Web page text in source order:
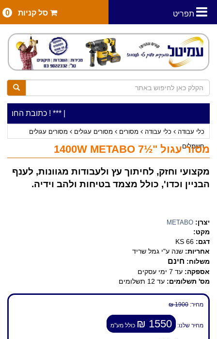
תפריט סל קניות 0
***כתובת החנות: רח' המלאכה 2, ביתן 8 ***כלי עבודה להשכרה בתעריף יומי משתלם ! ***
כלי עבודה כלי עבודה מסורים מסורים עגולים
מסורים עגולים
חשמלים
מסור עגול "½7 1400W METABO
מקצועי וחזק, לחיתוך עץ ולעבודות מגוונות, לענף
הבניין וכדו', כולל מצמד בטיחות ולהב וידיה.
יצרן: METABO
מקט:
דגם: KS 66
אחריות: שנה ע"י גמל שריד
משלוח: חינם
אספקה: עד 7 ימי עסקים
מס' תשלומים: עד 12 תשלומים
מחיר: 1900 ₪
מחיר שלנו: 1550 ₪ כולל מע"מ